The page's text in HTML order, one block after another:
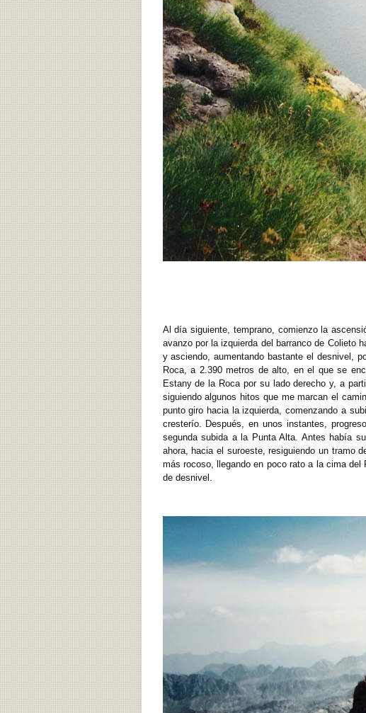
Al día siguiente, temprano, comienzo la
avanzo por la izquierda del barranco de Colieto
y asciendo, aumentando bastante el desnivel,
Roca, a 2.390 metros de alto, en el que se
Estany de la Roca por su lado derecho y, a
siguiendo algunos hitos que me marcan el
punto giro hacia la izquierda, comenzando a
cresterío. Después, en unos instantes,
segunda subida a la Punta Alta. Antes había
ahora, hacia el suroeste, resiguiendo un tramo
más rocoso, llegando en poco rato a la cima
de desnivel.